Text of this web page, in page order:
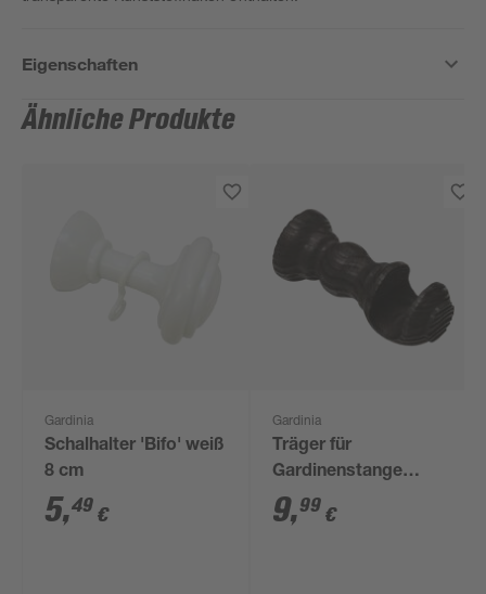
Eigenschaften
Ähnliche Produkte
Gardinia
Schalhalter 'Bifo' weiß
8 cm
5,49 €
Gardinia
Träger für
Gardinenstange
'Country' Rustikal
offen braun
9,99 €